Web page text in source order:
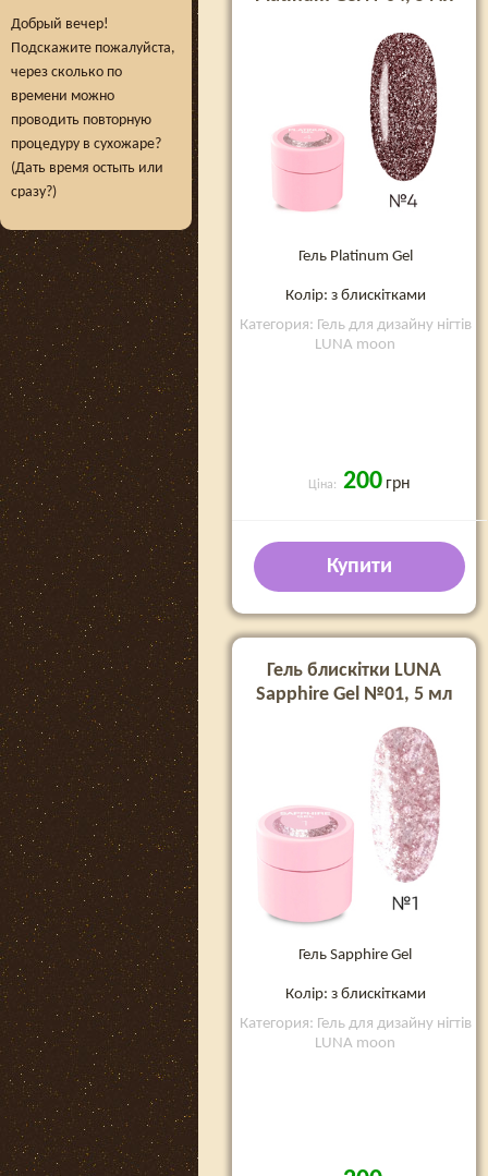
Добрый вечер!
Подскажите пожалуйста,
через сколько по
времени можно
проводить повторную
процедуру в сухожаре?
(Дать время остыть или
сразу?)
Гель Platinum Gel
Колір: з блискітками
Категория: Гель для дизайну нігтів
LUNA moon
Ціна: 200 грн
Купити
Гель блискітки LUNA
Sapphire Gel №01, 5 мл
Гель Sapphire Gel
Колір: з блискітками
Категория: Гель для дизайну нігтів
LUNA moon